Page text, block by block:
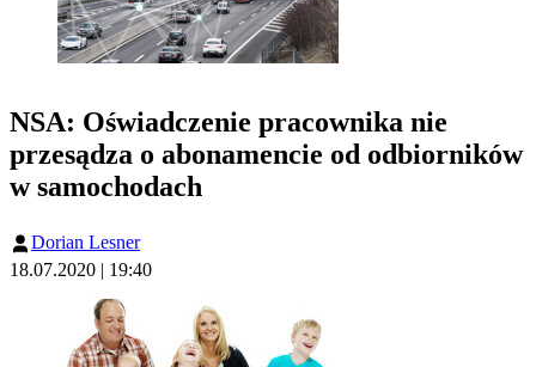
NSA: Oświadczenie pracownika nie
przesądza o abonamencie od odbiorników
w samochodach
Dorian Lesner
18.07.2020 | 19:40